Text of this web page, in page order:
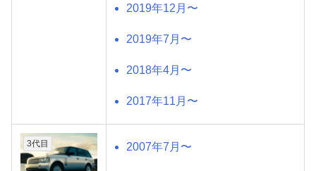
2019年12月〜
2019年7月〜
2018年4月〜
2017年11月〜
3代目 2007年7月〜